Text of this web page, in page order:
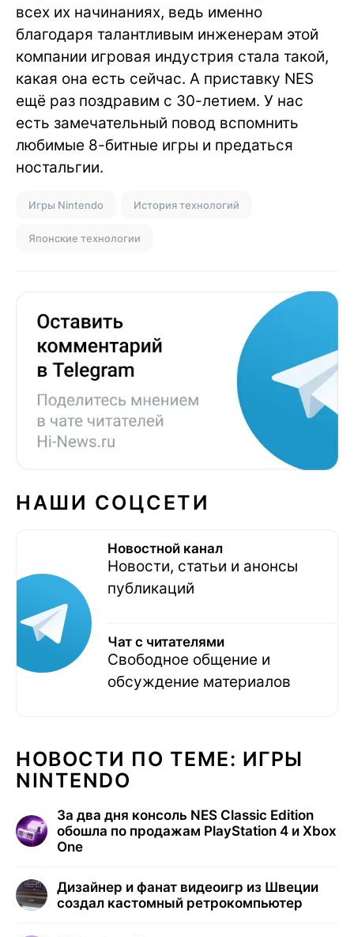
всех их начинаниях, ведь именно
благодаря талантливым инженерам этой
компании игровая индустрия стала такой,
какая она есть сейчас. А приставку NES
ещё раз поздравим с 30-летием. У нас
есть замечательный повод вспомнить
любимые 8-битные игры и предаться
ностальгии.
Игры Nintendo История технологий
Японские технологии
НАШИ СОЦСЕТИ
Новостной канал
Новости, статьи и анонсы
публикаций
Чат с читателями
Свободное общение и
обсуждение материалов
НОВОСТИ ПО ТЕМЕ: ИГРЫ
NINTENDO
За два дня консоль NES Classic Edition
обошла по продажам PlayStation 4 и Xbox
One
Дизайнер и фанат видеоигр из Швеции
создал кастомный ретрокомпьютер